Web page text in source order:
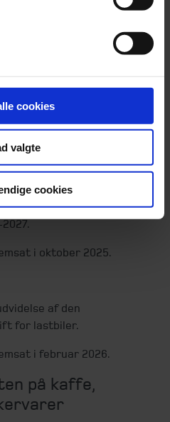
cookies
valgte
cookies
til refusion af
til refusion af elafgift ved
private
om nedsættelse af
til EU’s
pr. kWh. Nedsættelsen vil
i oktober 2025.
af den
for lastbiler.
i februar 2026.
på kaffe,